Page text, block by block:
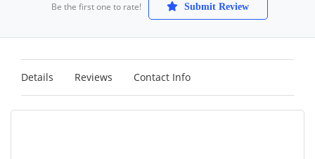
Be the first one to rate! Submit Review
Details Reviews Contact Info